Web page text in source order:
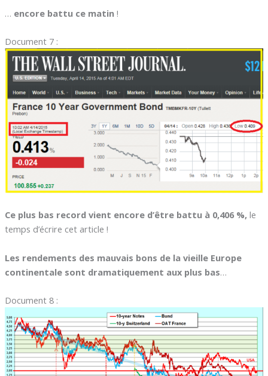
… encore battu ce matin !
Document 7 :
Ce plus bas record vient encore d’être battu à 0,406 %, le
temps d’écrire cet article !
Les rendements des mauvais bons de la vieille Europe
continentale sont dramatiquement aux plus bas…
Document 8 :